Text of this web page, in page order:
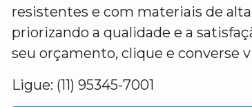
resistentes e com materiais de
priorizando a qualidade e a
seu orçamento, clique e converse
Ligue: (11) 95345-7001